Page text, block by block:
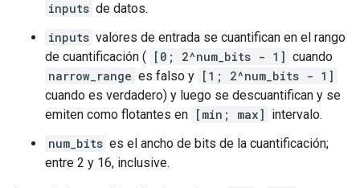
inputs de datos.
inputs valores de entrada se cuantifican en el rango
de cuantificación ( [0; 2^num_bits - 1] cuando
narrow_range es falso y [1; 2^num_bits - 1]
cuando es verdadero) y luego se descuantifican y se
emiten como flotantes en [min; max] intervalo.
num_bits es el ancho de bits de la cuantificación;
entre 2 y 16, inclusive.